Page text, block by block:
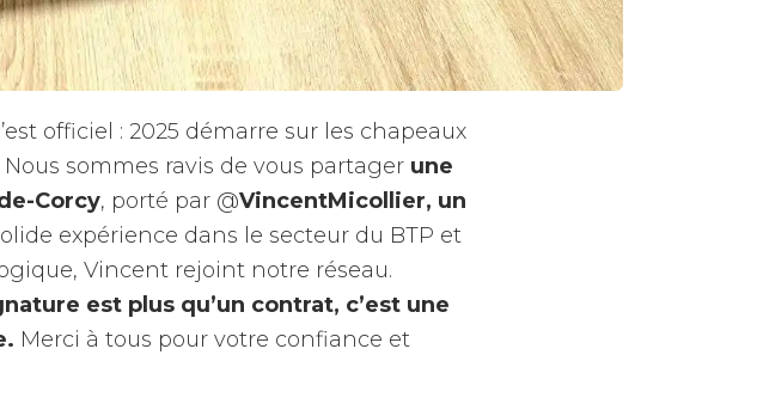
officiel : 2025 démarre sur les chapeaux
sommes ravis de vous partagerune
Corcy, porté par @VincentMicollier, un
expérience dans le secteur du BTP et
Vincent rejoint notre réseau.
est plus qu’un contrat, c’est une
Merci à tous pour votre confiance et